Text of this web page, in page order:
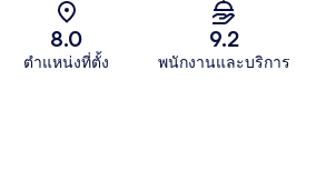
8.0
ตำแหน่งที่ตั้ง
9.2
พนักงานและบริการ